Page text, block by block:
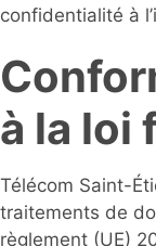
confidentialité à
à la loi
Télécom Saint-
traitements de
règlement (UE)